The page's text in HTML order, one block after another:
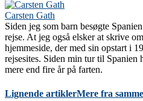
Carsten Gath
Siden jeg som barn besøgte
rejse. At jeg også elsker at skrive
hjemmeside, der med sin opstart i
rejsesites. Siden min tur til
mere end fire år på farten.
Lignende artiklerMere fra